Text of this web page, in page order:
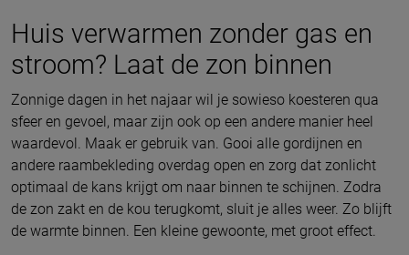
Huis verwarmen zonder gas en
stroom? Laat de zon binnen
Zonnige dagen in het najaar wil je sowieso koesteren qua
sfeer en gevoel, maar zijn ook op een andere manier heel
waardevol. Maak er gebruik van. Gooi alle gordijnen en
andere raambekleding overdag open en zorg dat zonlicht
optimaal de kans krijgt om naar binnen te schijnen. Zodra
de zon zakt en de kou terugkomt, sluit je alles weer. Zo blijft
de warmte binnen. Een kleine gewoonte, met groot effect.